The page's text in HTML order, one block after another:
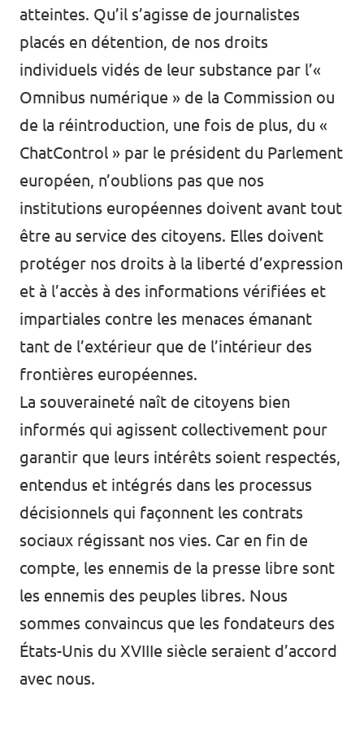
atteintes. Qu’il s’agisse de journalistes
placés en détention, de nos droits
individuels vidés de leur substance par l’«
Omnibus numérique » de la Commission ou
de la réintroduction, une fois de plus, du «
ChatControl » par le président du Parlement
européen, n’oublions pas que nos
institutions européennes doivent avant tout
être au service des citoyens. Elles doivent
protéger nos droits à la liberté d’expression
et à l’accès à des informations vérifiées et
impartiales contre les menaces émanant
tant de l’extérieur que de l’intérieur des
frontières européennes.
La souveraineté naît de citoyens bien
informés qui agissent collectivement pour
garantir que leurs intérêts soient respectés,
entendus et intégrés dans les processus
décisionnels qui façonnent les contrats
sociaux régissant nos vies. Car en fin de
compte, les ennemis de la presse libre sont
les ennemis des peuples libres. Nous
sommes convaincus que les fondateurs des
États-Unis du XVIIIe siècle seraient d’accord
avec nous.